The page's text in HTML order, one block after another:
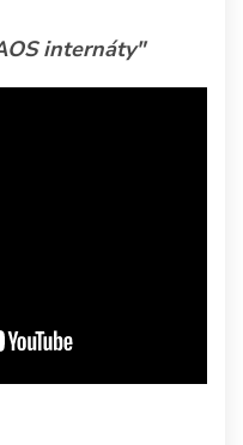
internáty"